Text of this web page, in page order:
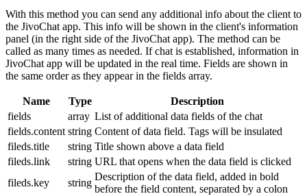
With this method you can send any additional info about the client to
the JivoChat app. This info will be shown in the client's information
panel (in the right side of the JivoChat app). The method can be
called as many times as needed. If chat is established, information in
JivoChat app will be updated in the real time. Fields are shown in
the same order as they appear in the fields array.
Name Type
Description
fields
array List of additional data fields of the chat
fields.content string Content of data field. Tags will be insulated
fileds.title
string Title shown above a data field
fileds.link
string URL that opens when the data field is clicked
fileds.key
string
Description of the data field, added in bold
before the field content, separated by a colon